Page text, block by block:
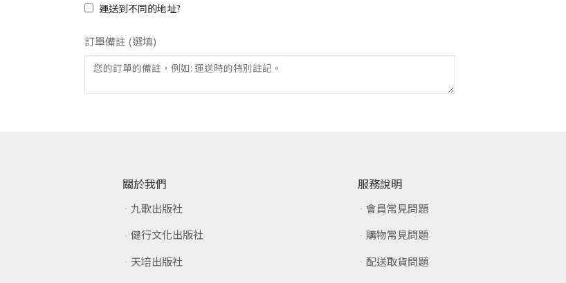
運送到不同的地址?
訂單備註 (選填)
關於我們
九歌出版社
健行文化出版社
天培出版社
服務說明
會員常見問題
購物常見問題
配送取貨問題